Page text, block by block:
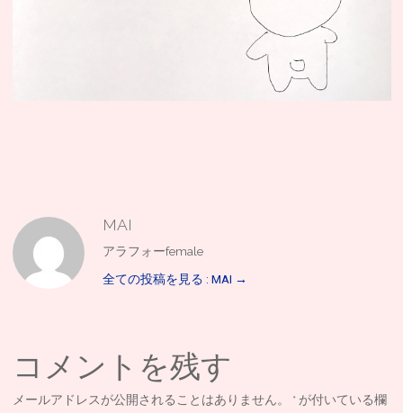
MAI
アラフォーfemale
全ての投稿を見る : MAI →
コメントを残す
メールアドレスが公開されることはありません。 * が付いている欄